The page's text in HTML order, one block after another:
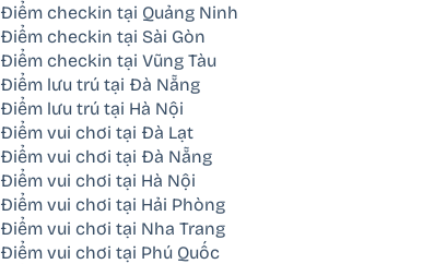
Điểm checkin tại Quảng Ninh
Điểm checkin tại Sài Gòn
Điểm checkin tại Vũng Tàu
Điểm lưu trú tại Đà Nẵng
Điểm lưu trú tại Hà Nội
Điểm vui chơi tại Đà Lạt
Điểm vui chơi tại Đà Nẵng
Điểm vui chơi tại Hà Nội
Điểm vui chơi tại Hải Phòng
Điểm vui chơi tại Nha Trang
Điểm vui chơi tại Phú Quốc